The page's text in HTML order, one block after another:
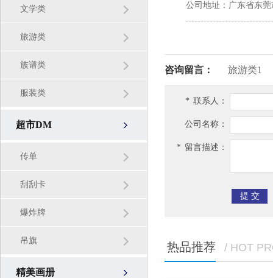
文学类
旅游类
族谱类
服装类
超市DM
传单
刮刮卡
爆炸牌
吊旗
精美画册
公司地址：广东省东
咨询留言： 旅游类1
* 联系人：
公司名称：
* 留言描述：
热品推荐 / HOT